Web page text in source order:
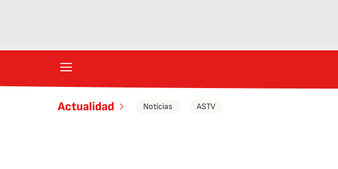
Actualidad Noticias ASTV